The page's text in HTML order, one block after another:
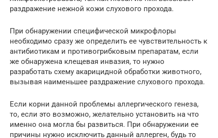
раздражение нежной кожи слухового прохода.
При обнаружении специфической микрофлоры
необходимо сразу же определить ее чувствительность к
антибиотикам и противогрибковым препаратам, если
же обнаружена клещевая инвазия, то нужно
разработать схему акарицидной обработки животного,
вызывая наименьшее раздражение слухового прохода.
Если корни данной проблемы аллергического генеза,
то, если это возможно, желательно установить на что
именно она могла бы развиться. При обнаружении ее
причины нужно исключить данный аллерген, будь то